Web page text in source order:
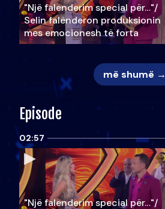
"Një falenderim special për…"/
Selin falënderon produksionin
mes emocionesh të forta
më shumë →
Episode
02:57
"Një falenderim special për…"/